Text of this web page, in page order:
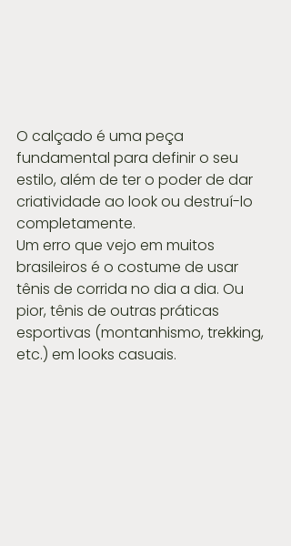
O calçado é uma peça
fundamental para definir o seu
estilo, além de ter o poder de dar
criatividade ao look ou destruí-lo
completamente.
Um erro que vejo em muitos
brasileiros é o costume de usar
tênis de corrida no dia a dia. Ou
pior, tênis de outras práticas
esportivas (montanhismo, trekking,
etc.) em looks casuais.